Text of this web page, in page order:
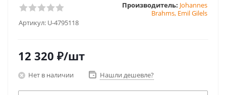
Артикул: U-4795118
Производитель: Johannes
Brahms, Emil Gilels
12 320 ₽/шт
Нет в наличии Нашли дешевле?